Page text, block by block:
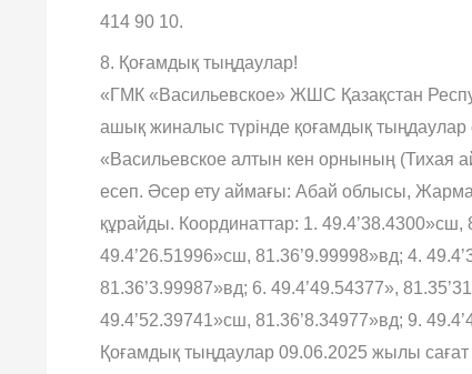
414 90 10.
8. Қоғамдық тыңдаулар!
«ГМК «Васильевское» ЖШС Қазақстан
ашық жиналыс түрінде қоғамдық
«Васильевское алтын кен орнының (Тихая
есеп. Әсер ету аймағы: Абай облысы,
құрайды. Координаттар: 1.
49.4’26.51996»сш, 81.36’9.99998»вд; 4.
81.36’3.99987»вд; 6. 49.4’49.54377»,
49.4’52.39741»сш, 81.36’8.34977»вд; 9.
Қоғамдық тыңдаулар 09.06.2025 жылы